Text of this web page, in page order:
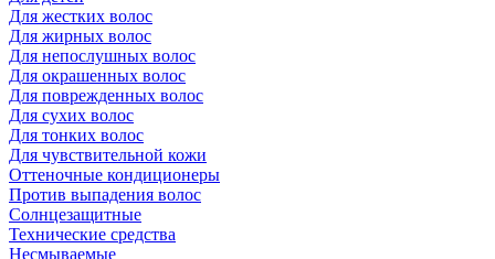
Для жестких волос
Для жирных волос
Для непослушных волос
Для окрашенных волос
Для поврежденных волос
Для сухих волос
Для тонких волос
Для чувствительной кожи
Оттеночные кондиционеры
Против выпадения волос
Солнцезащитные
Технические средства
Несмываемые